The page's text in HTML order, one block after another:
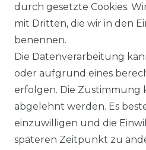
99,95 € *
*inkl. ges.
Impressum
durch gesetzte Cookies.
mit Dritten, die wir in den
benennen.
Die Datenverarbeitung
oder aufgrund eines
erfolgen. Die Zustimmung
abgelehnt werden. Es
einzuwilligen und die
späteren Zeitpunkt zu